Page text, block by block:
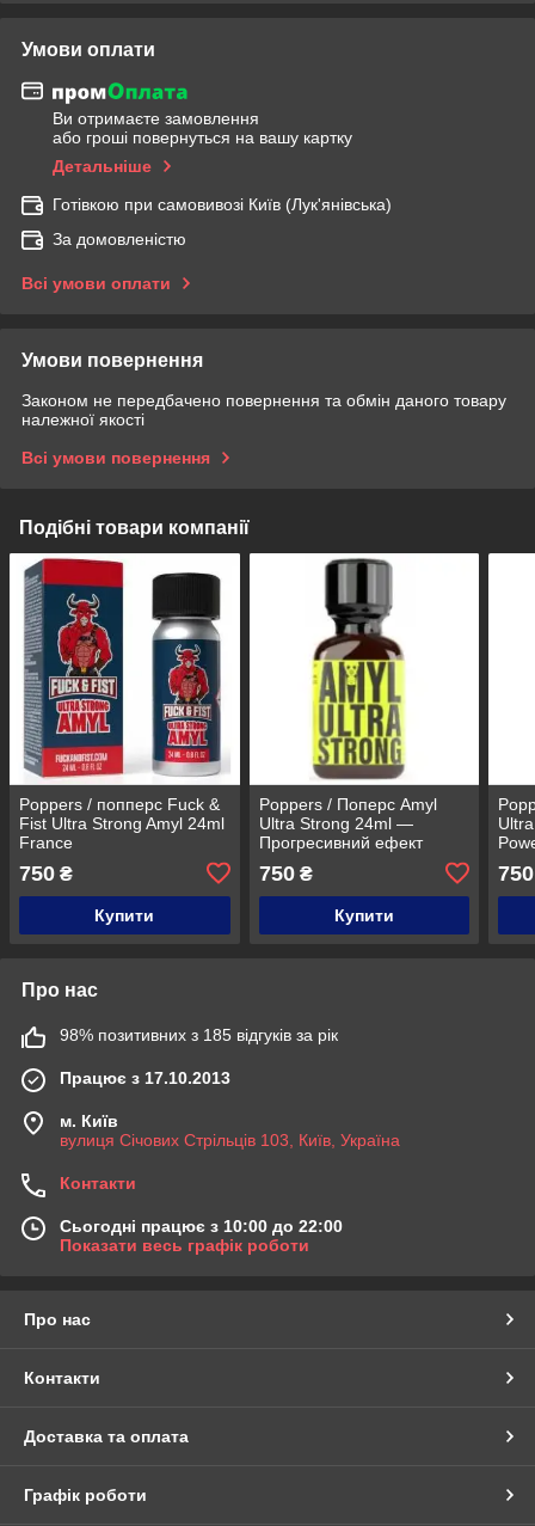
Умови оплати
Ви отримаєте замовлення
або гроші повернуться на вашу картку
Детальніше
Готівкою при самовивозі Київ (Лук'янівська)
За домовленістю
Всі умови оплати
Умови повернення
Законом не передбачено повернення та обмін даного товару
належної якості
Всі умови повернення
Подібні товари компанії
Poppers / попперс Fuck &
Fist Ultra Strong Amyl 24ml
France
750 ₴
Купити
Poppers / Поперс Amyl
Ultra Strong 24ml —
Прогресивний ефект
750₴
Купити
750
Про нас
98% позитивних з 185 відгуків за рік
Працює з 17.10.2013
м. Київ
вулиця Січових Стрільців 103, Київ, Україна
Контакти
Сьогодні працює з 10:00 до 22:00
Показати весь графік роботи
Про нас
Контакти
Доставка та оплата
Графік роботи